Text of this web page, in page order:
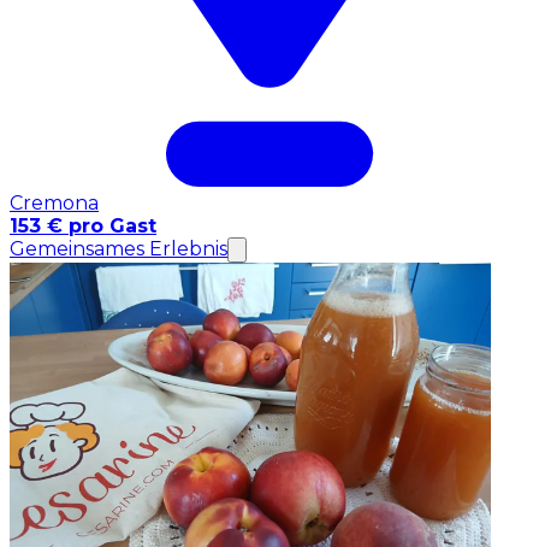
Cremona
153 € pro Gast
Gemeinsames Erlebnis